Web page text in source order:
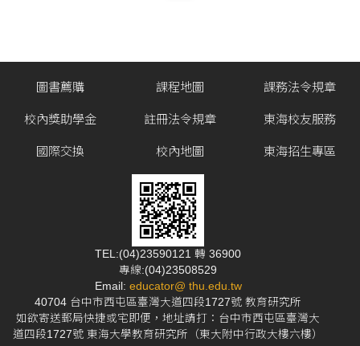
圖書薦購
校內獎助學金
國際交換
課程地圖
註冊法令規章
校內地圖
課務法令規章
東海校友服務
東海招生專區
TEL:(04)23590121 轉 36900
專線:(04)23508529
Email: educator@ thu.edu.tw
40704 台中市西屯區臺灣大道四段1727號 教育研究所
如欲寄送郵局快捷或宅即便，地址請打：台中市西屯區臺灣大
道四段1727號 東海大學教育研究所（東大附中行政大樓六樓）